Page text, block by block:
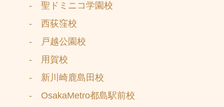
- 聖ドミニコ学園校
- 西荻窪校
- 戸越公園校
- 用賀校
- 新川崎鹿島田校
- OsakaMetro都島駅前校